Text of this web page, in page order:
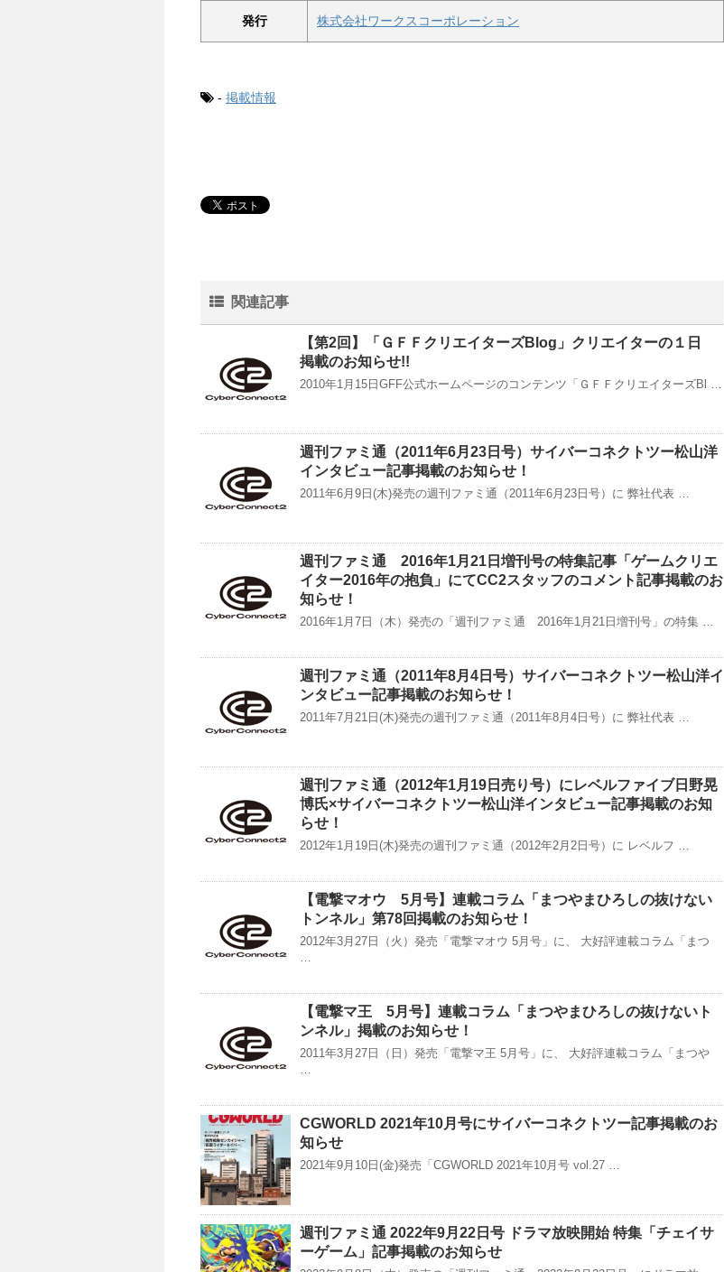
発行 株式会社ワークスコーポレーション
- 掲載情報
関連記事
【第2回】「ＧＦＦクリエイターズBlog」クリエイターの１日
掲載のお知らせ!!
2010年1月15日GFF公式ホームページのコンテンツ「ＧＦＦクリエイターズBl …
週刊ファミ通（2011年6月23日号）サイバーコネクトツー松山洋
インタビュー記事掲載のお知らせ！
2011年6月9日(木)発売の週刊ファミ通（2011年6月23日号）に 弊社代表 …
週刊ファミ通 2016年1月21日増刊号の特集記事「ゲームクリエ
イター2016年の抱負」にてCC2スタッフのコメント記事掲載のお
知らせ！
2016年1月7日（木）発売の「週刊ファミ通 2016年1月21日増刊号」の特集 …
週刊ファミ通（2011年8月4日号）サイバーコネクトツー松山洋イ
ンタビュー記事掲載のお知らせ！
2011年7月21日(木)発売の週刊ファミ通（2011年8月4日号）に 弊社代表 …
週刊ファミ通（2012年1月19日売り号）にレベルファイブ日野晃
博氏×サイバーコネクトツー松山洋インタビュー記事掲載のお知
らせ！
2012年1月19日(木)発売の週刊ファミ通（2012年2月2日号）に レベルフ …
【電撃マオウ 5月号】連載コラム「まつやまひろしの抜けない
トンネル」第78回掲載のお知らせ！
2012年3月27日（火）発売「電撃マオウ 5月号」に、 大好評連載コラム「まつ
…
【電撃マ王 5月号】連載コラム「まつやまひろしの抜けないト
ンネル」掲載のお知らせ！
2011年3月27日（日）発売「電撃マ王 5月号」に、 大好評連載コラム「まつや
…
CGWORLD 2021年10月号にサイバーコネクトツー記事掲載のお
知らせ
2021年9月10日(金)発売「CGWORLD 2021年10月号 vol.27 …
週刊ファミ通 2022年9月22日号 ドラマ放映開始 特集「チェイサ
ーゲーム」記事掲載のお知らせ